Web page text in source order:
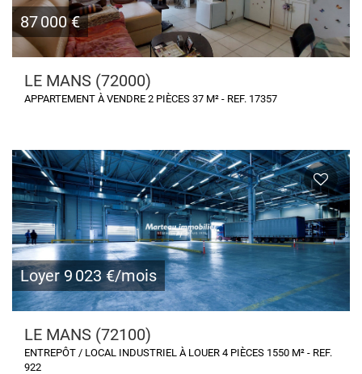
87 000 €
LE MANS (72000)
APPARTEMENT À VENDRE 2 PIÈCES 37 M² - REF. 17357
Loyer 9 023 €/mois
LE MANS (72100)
ENTREPÔT / LOCAL INDUSTRIEL À LOUER 4 PIÈCES 1550 M² - REF.
922